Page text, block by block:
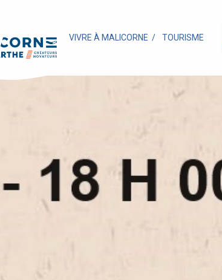
VIVRE À MALICORNE TOURISME